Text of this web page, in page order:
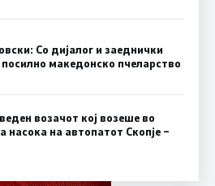
Со дијалог и заеднички
македонско пчеларство
возачот кој возеше во
насока на автопатот Скопје –